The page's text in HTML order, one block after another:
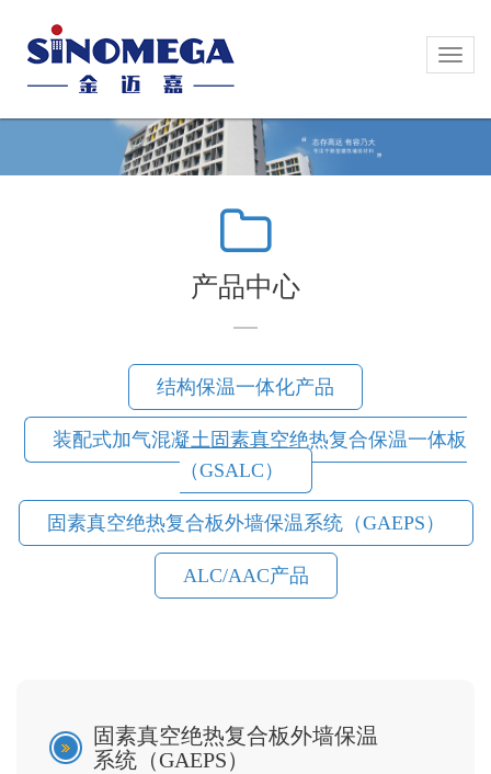
Toggle
Toggle
产品中心
结构保温一体化产品
装配式加气混凝土固素真空绝热复合保温一体板
（GSALC）
固素真空绝热复合板外墙保温系统（GAEPS）
ALC/AAC产品
固素真空绝热复合板外墙保温
系统（GAEPS）